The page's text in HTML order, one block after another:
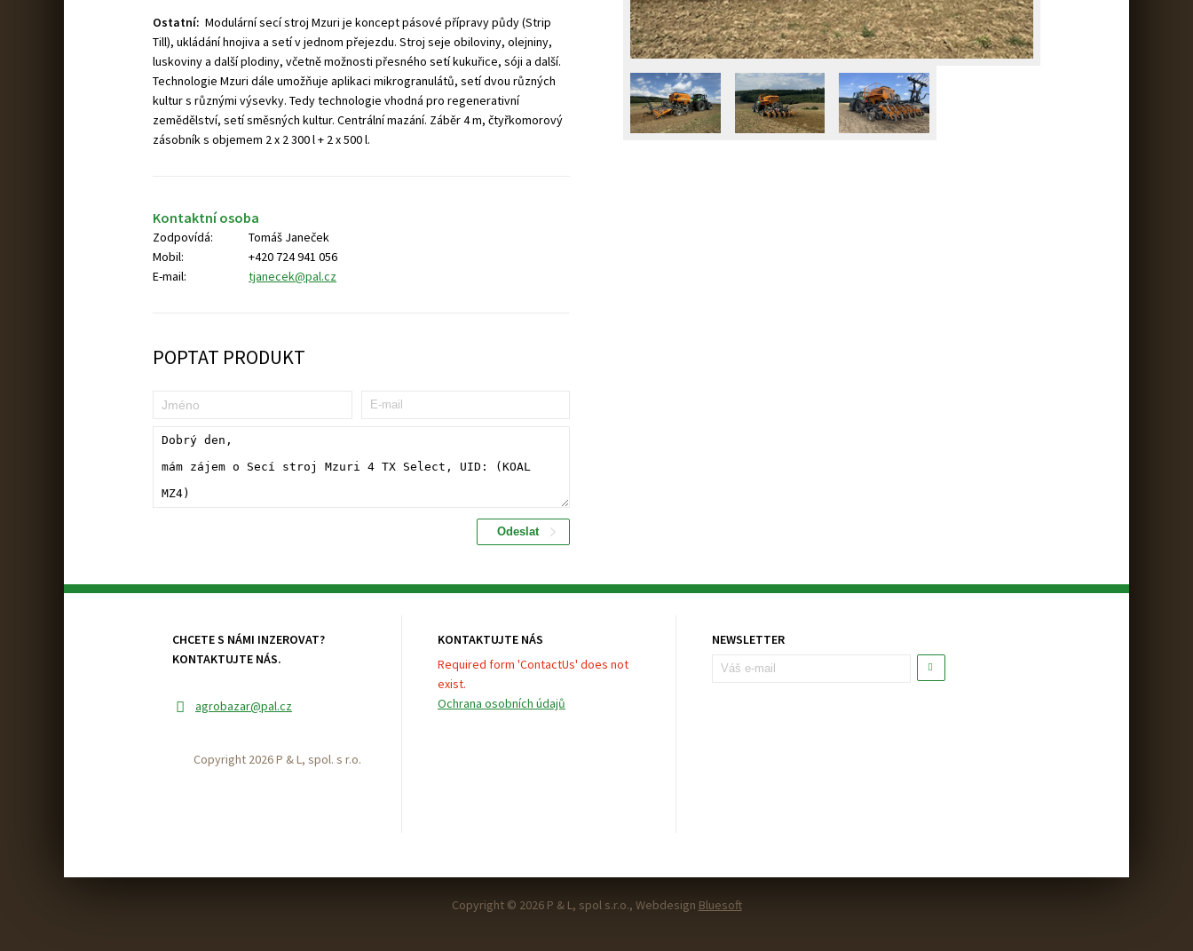
Ostatní: Modulární secí stroj Mzuri je koncept pásové přípravy půdy (Strip
Till), ukládání hnojiva a setí v jednom přejezdu. Stroj seje obiloviny, olejniny,
luskoviny a další plodiny, včetně možnosti přesného setí kukuřice, sóji a další.
Technologie Mzuri dále umožňuje aplikaci mikrogranulátů, setí dvou různých
kultur s různými výsevky. Tedy technologie vhodná pro regenerativní
zemědělství, setí směsných kultur. Centrální mazání. Záběr 4 m, čtyřkomorový
zásobník s objemem 2 x 2 300 l + 2 x 500 l.
Kontaktní osoba
Zodpovídá:
Tomáš Janeček
Mobil:
+420 724 941 056
E-mail:
tjanecek@pal.cz
POPTAT PRODUKT
CHCETE S NÁMI INZEROVAT?
KONTAKTUJTE NÁS.
agrobazar@pal.cz
Copyright 2026 P & L, spol. s r.o.
KONTAKTUJTE NÁS
Required form 'ContactUs' does not
exist.
Ochrana osobních údajů
NEWSLETTER
Copyright © 2026 P & L, spol s.r.o., Webdesign Bluesoft